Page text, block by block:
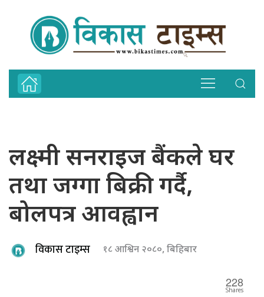
लक्ष्मी सनराइज बैंकले घर
तथा जग्गा बिक्री गर्दै,
बोलपत्र आवह्वान
विकास टाइम्स १८ आश्विन २०८०, बिहिबार
228
Shares